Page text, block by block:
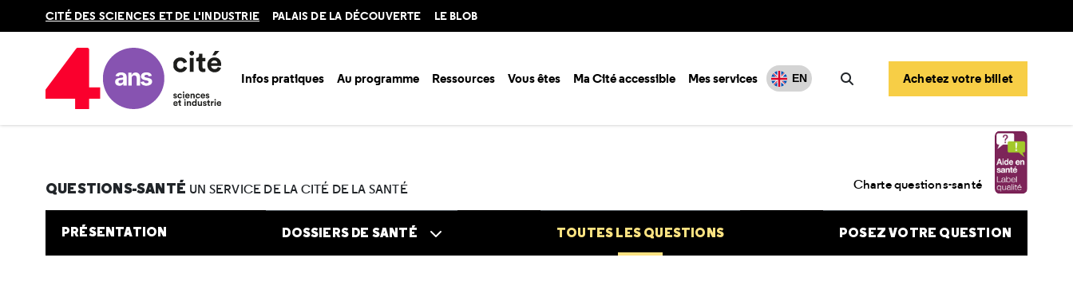
en
CITÉ DES SCIENCES ET DE L'INDUSTRIE PALAIS DE LA DÉCOUVERTE LE BLOB
Infos pratiques Au programme Ressources Vous êtes Ma Cité accessible Mes services EN
Rechercher
Achetez votre billet
Accueil Au programme
QUESTIONS-SANTÉ UN SERVICE DE LA CITÉ DE LA SANTÉ Charte questions-santé
PRÉSENTATION DOSSIERS DE SANTÉ TOUTES LES QUESTIONS POSEZ VOTRE QUESTION